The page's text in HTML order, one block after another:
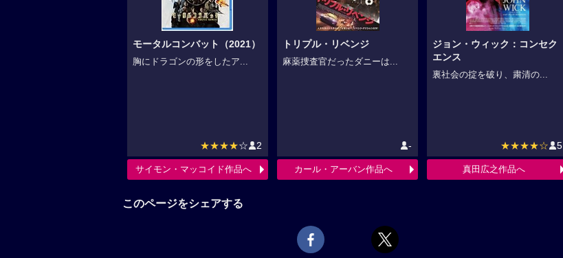
モータルコンバット（2021）
胸にドラゴンの形をしたア...
★★★★☆ 2
サイモン・マッコイド作品へ
トリプル・リベンジ
麻薬捜査官だったダニーは...
-
カール・アーバン作品へ
ジョン・ウィック：コンセク
エンス
裏社会の掟を破り、粛清の...
★★★★☆ 5
真田広之作品へ
このページをシェアする